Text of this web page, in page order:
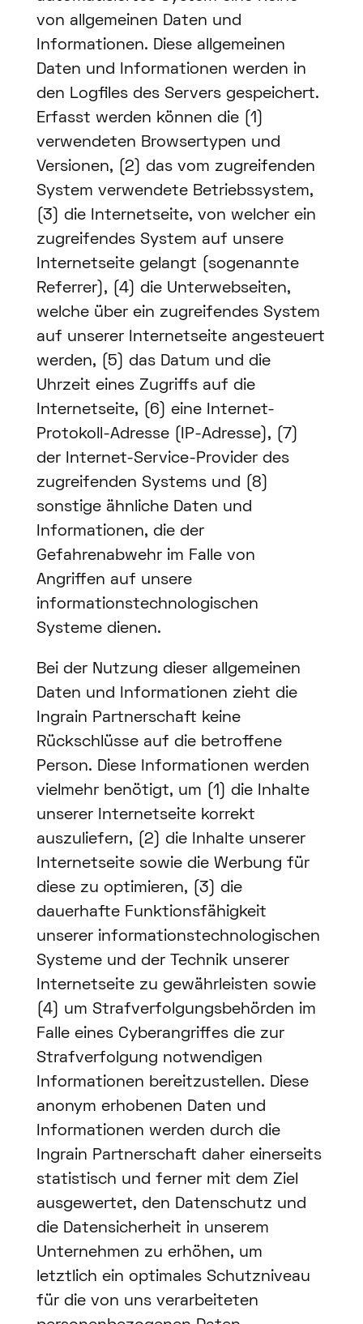
von allgemeinen Daten und
Informationen. Diese allgemeinen
Daten und Informationen werden in
den Logfiles des Servers gespeichert.
Erfasst werden können die (1)
verwendeten Browsertypen und
Versionen, (2) das vom zugreifenden
System verwendete Betriebssystem,
(3) die Internetseite, von welcher ein
zugreifendes System auf unsere
Internetseite gelangt (sogenannte
Referrer), (4) die Unterwebseiten,
welche über ein zugreifendes System
auf unserer Internetseite angesteuert
werden, (5) das Datum und die
Uhrzeit eines Zugriffs auf die
Internetseite, (6) eine Internet-
Protokoll-Adresse (IP-Adresse), (7)
der Internet-Service-Provider des
zugreifenden Systems und (8)
sonstige ähnliche Daten und
Informationen, die der
Gefahrenabwehr im Falle von
Angriffen auf unsere
informationstechnologischen
Systeme dienen.
Bei der Nutzung dieser allgemeinen
Daten und Informationen zieht die
Ingrain Partnerschaft keine
Rückschlüsse auf die betroffene
Person. Diese Informationen werden
vielmehr benötigt, um (1) die Inhalte
unserer Internetseite korrekt
auszuliefern, (2) die Inhalte unserer
Internetseite sowie die Werbung für
diese zu optimieren, (3) die
dauerhafte Funktionsfähigkeit
unserer informationstechnologischen
Systeme und der Technik unserer
Internetseite zu gewährleisten sowie
(4) um Strafverfolgungsbehörden im
Falle eines Cyberangriffes die zur
Strafverfolgung notwendigen
Informationen bereitzustellen. Diese
anonym erhobenen Daten und
Informationen werden durch die
Ingrain Partnerschaft daher einerseits
statistisch und ferner mit dem Ziel
ausgewertet, den Datenschutz und
die Datensicherheit in unserem
Unternehmen zu erhöhen, um
letztlich ein optimales Schutzniveau
für die von uns verarbeiteten